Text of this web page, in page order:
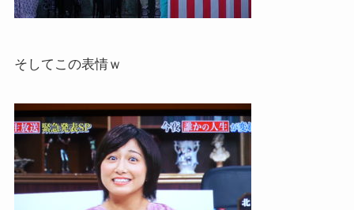
そしてこの表情ｗ